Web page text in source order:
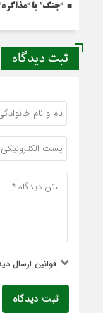
“جنگ” یا
ثبت دیدگاه
قوانین ارسال
ثبت دیدگاه